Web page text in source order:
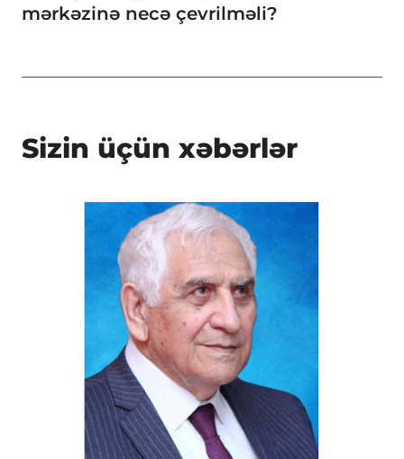
mərkəzinə necə çevrilməli?
Sizin üçün xəbərlər